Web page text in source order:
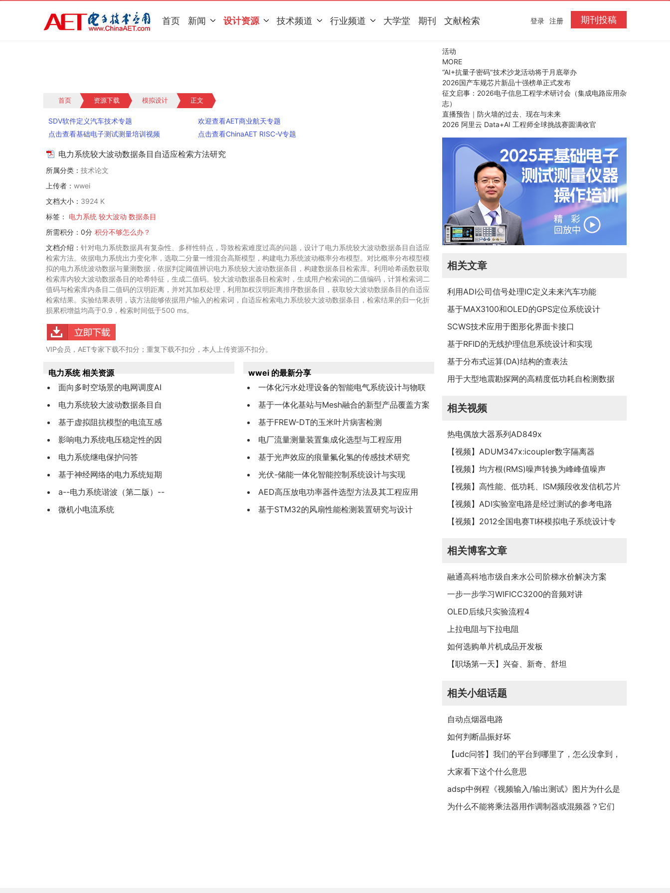
首页 新闻 设计资源 技术频道 行业频道 大学堂 期刊 文献检索 期刊投稿
登录 注册
首页 资源下载 模拟设计 正文
SDV软件定义汽车技术专题
欢迎查看AET商业航天专题
点击查看基础电子测试测量培训视频
点击查看ChinaAET RISC-V专题
电力系统较大波动数据条目自适应检索方法研究
所属分类： 技术论文
上传者： wwei
文档大小： 3924 K
标签：
电力系统 较大波动 数据条目
所需积分：0分 积分不够怎么办？
文档介绍： 针对电力系统数据具有复杂性、多样性特点，导致检索难度过高的问题，设计了电力系统较大波动数据条目自适应
检索方法。依据电力系统出力变化率，选取二分量一维混合高斯模型，构建电力系统波动概率分布模型。对比概率分布模型模
拟的电力系统波动数据与量测数据，依据判定阈值辨识电力系统较大波动数据条目，构建数据条目检索库。利用哈希函数获取
检索库内较大波动数据条目的哈希特征，生成二值码。较大波动数据条目检索时，生成用户检索词的二值编码，计算检索词二
值码与检索库内条目二值码的汉明距离，并对其加权处理，利用加权汉明距离排序数据条目，获取较大波动数据条目的自适应
检索结果。实验结果表明，该方法能够依据用户输入的检索词，自适应检索电力系统较大波动数据条目，检索结果的归一化折
损累积增益均高于0.9，检索时间低于500 ms。
VIP会员，AET专家下载不扣分；重复下载不扣分，本人上传资源不扣分。
电力系统 相关资源
面向多时空场景的电网调度AI
电力系统较大波动数据条目自
基于虚拟阻抗模型的电流互感
影响电力系统电压稳定性的因
电力系统继电保护问答
基于神经网络的电力系统短期
a--电力系统谐波（第二版）--
微机小电流系统
wwei 的最新分享
一体化污水处理设备的智能电气系统设计与物联
网监控平台开发
基于一体化基站与Mesh融合的新型产品覆盖方案
研究与验证
基于FREW-DT的玉米叶片病害检测
电厂流量测量装置集成化选型与工程应用
基于光声效应的痕量氟化氢的传感技术研究
光伏-储能一体化智能控制系统设计与实现
AED高压放电功率器件选型方法及其工程应用
基于STM32的风扇性能检测装置研究与设计
活动
MORE
“AI+抗量子密码"技术沙龙活动将于月底举办
2026国产车规芯片新品十强榜单正式发布
征文启事：2026电子信息工程学术研讨会（集成电路应用杂
志）
直播预告｜防火墙的过去、现在与未来
2026 阿里云 Data+AI 工程师全球挑战赛圆满收官
相关文章
利用ADI公司信号处理IC定义未来汽车功能
基于MAX3100和OLED的GPS定位系统设计
SCWS技术应用于图形化界面卡接口
基于RFID的无线护理信息系统设计和实现
基于分布式运算(DA)结构的查表法
用于大型地震勘探网的高精度低功耗自检测数据
相关视频
热电偶放大器系列AD849x
【视频】ADUM347x:icoupler数字隔离器
【视频】均方根(RMS)噪声转换为峰峰值噪声
【视频】高性能、低功耗、ISM频段收发信机芯片
ADF7023
【视频】ADI实验室电路是经过测试的参考电路
【视频】2012全国电赛TI杯模拟电子系统设计专
相关博客文章
融通高科地市级自来水公司阶梯水价解决方案
一步一步学习WIFICC3200的音频对讲
OLED后续只实验流程4
上拉电阻与下拉电阻
如何选购单片机成品开发板
【职场第一天】兴奋、新奇、舒坦
相关小组话题
自动点烟器电路
如何判断晶振好坏
【udc问答】我们的平台到哪里了，怎么没拿到，
等到花儿都谢了
大家看下这个什么意思
adsp中例程《视频输入/输出测试》图片为什么是
两层
为什么不能将乘法器用作调制器或混频器？它们